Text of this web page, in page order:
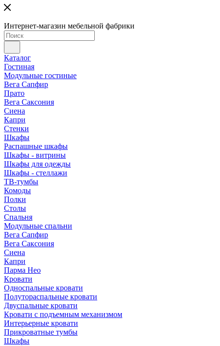
Интернет-магазин мебельной фабрики
Каталог
Гостиная
Модульные гостиные
Вега Сапфир
Прато
Вега Саксония
Сиена
Капри
Стенки
Шкафы
Распашные шкафы
Шкафы - витрины
Шкафы для одежды
Шкафы - стеллажи
ТВ-тумбы
Комоды
Полки
Столы
Спальня
Модульные спальни
Вега Сапфир
Вега Саксония
Сиена
Капри
Парма Нео
Кровати
Односпальные кровати
Полутораспальные кровати
Двуспальные кровати
Кровати с подъемным механизмом
Интерьерные кровати
Прикроватные тумбы
Шкафы